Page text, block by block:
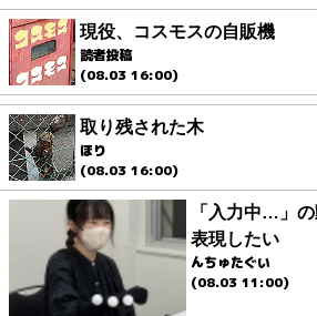
現役、コスモスの自販機
読者投稿
(08.03 16:00)
取り残された木
ほり
(08.03 16:00)
「入力中…」
表現したい
んちゅたぐい
(08.03 11:00)